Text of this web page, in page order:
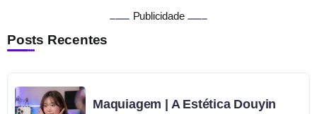
Publicidade
Posts Recentes
Maquiagem | A Estética Douyin